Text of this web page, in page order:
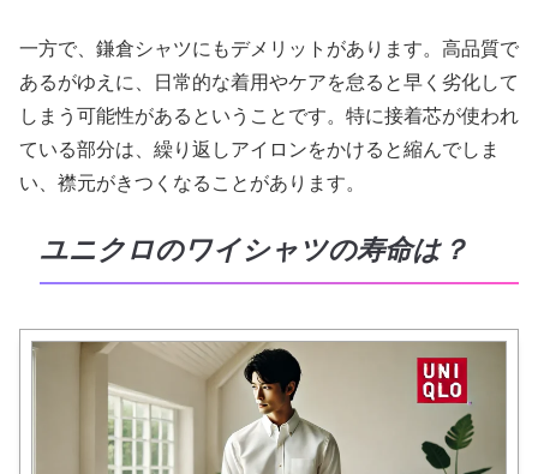
一方で、鎌倉シャツにもデメリットがあります。高品質で
あるがゆえに、日常的な着用やケアを怠ると早く劣化して
しまう可能性があるということです。特に接着芯が使われ
ている部分は、繰り返しアイロンをかけると縮んでしま
い、襟元がきつくなることがあります。
ユニクロのワイシャツの寿命は？